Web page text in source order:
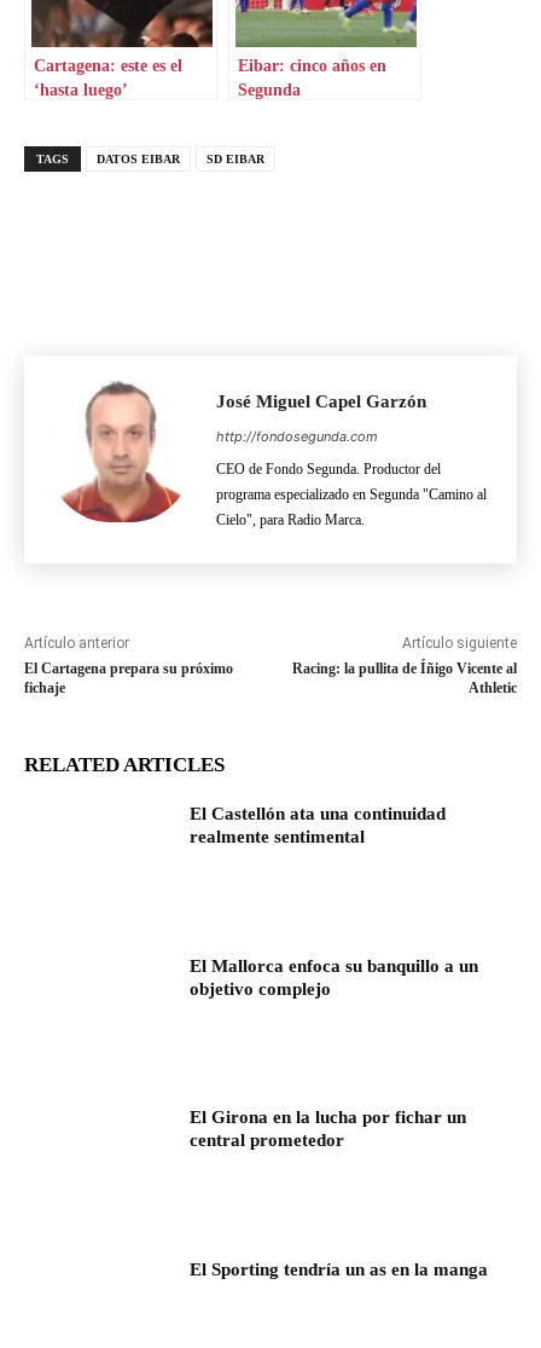
Cartagena: este es el
‘hasta luego’
Eibar: cinco años en
Segunda
TAGS DATOS EIBAR SD EIBAR
José Miguel Capel Garzón
http://fondosegunda.com
CEO de Fondo Segunda. Productor del
programa especializado en Segunda "Camino al
Cielo", para Radio Marca.
Artículo anterior
El Cartagena prepara su próximo
fichaje
Artículo siguiente
Racing: la pullita de Íñigo Vicente al
Athletic
RELATED ARTICLES
El Castellón ata una continuidad
realmente sentimental
El Mallorca enfoca su banquillo a un
objetivo complejo
El Girona en la lucha por fichar un
central prometedor
El Sporting tendría un as en la manga